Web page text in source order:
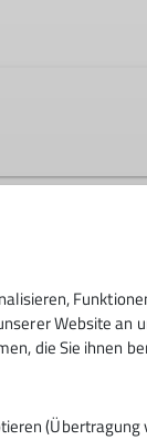
Website an
die Sie ihnen
(Übertragung